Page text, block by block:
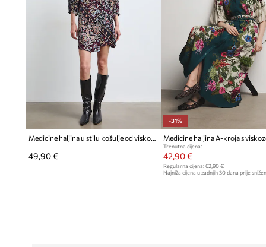
Medicine haljina u stilu košulje od viskoze
49,90 €
-31%
Medicine haljina A-kroja s
Trenutna cijena:
42,90 €
Regularna cijena:62,90 €
Najniža cijena u zadnjih 30 dana prije